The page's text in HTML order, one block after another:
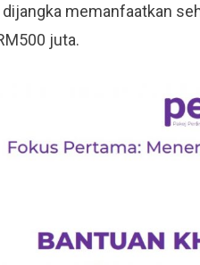
memanfaatkan
juta.